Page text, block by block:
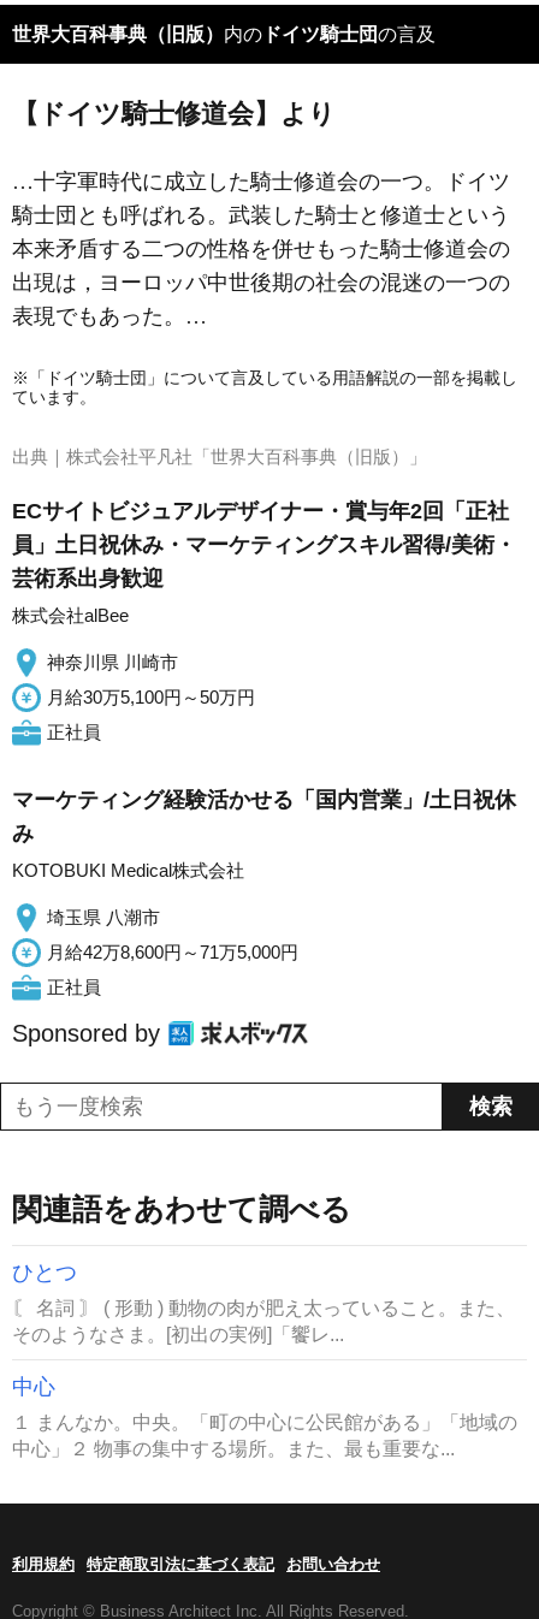
世界大百科事典（旧版） 内の ドイツ騎士団の言及
【ドイツ騎士修道会】より
…十字軍時代に成立した騎士修道会の一つ。ドイツ
騎士団とも呼ばれる。武装した騎士と修道士という
本来矛盾する二つの性格を併せもった騎士修道会の
出現は，ヨーロッパ中世後期の社会の混迷の一つの
表現でもあった。…
※「ドイツ騎士団」について言及している用語解説の一部を掲載し
ています。
出典｜ 株式会社平凡社「世界大百科事典（旧版）」
ECサイトビジュアルデザイナー・賞与年2回「正社
員」土日祝休み・マーケティングスキル習得/美術・
芸術系出身歓迎
株式会社alBee
神奈川県 川崎市
月給30万5,100円～50万円
正社員
マーケティング経験活かせる「国内営業」/土日祝休
み
KOTOBUKI Medical株式会社
埼玉県 八潮市
月給42万8,600円～71万5,000円
正社員
Sponsored by
関連語をあわせて調べる
ひとつ
〘 名詞 〙 ( 形動 ) 動物の肉が肥え太っていること。また、
そのようなさま。[初出の実例]「饗レ...
中心
１ まんなか。中央。「町の中心に公民館がある」「地域の
中心」２ 物事の集中する場所。また、最も重要な...
利用規約 特定商取引法に基づく表記 お問い合わせ
Copyright © Business Architect Inc. All Rights Reserved.